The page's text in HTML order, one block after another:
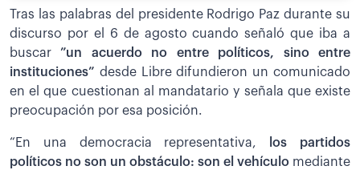
Tras las palabras del presidente Rodrigo Paz durante su
discurso por el 6 de agosto cuando señaló que iba a
buscar”un acuerdo no entre políticos, sino entre
instituciones” desde Libre difundieron un comunicado
en el que cuestionan al mandatario y señala que existe
preocupación por esa posición.
“En una democracia representativa, los partidos
políticos no son un obstáculo: son el vehículo mediante